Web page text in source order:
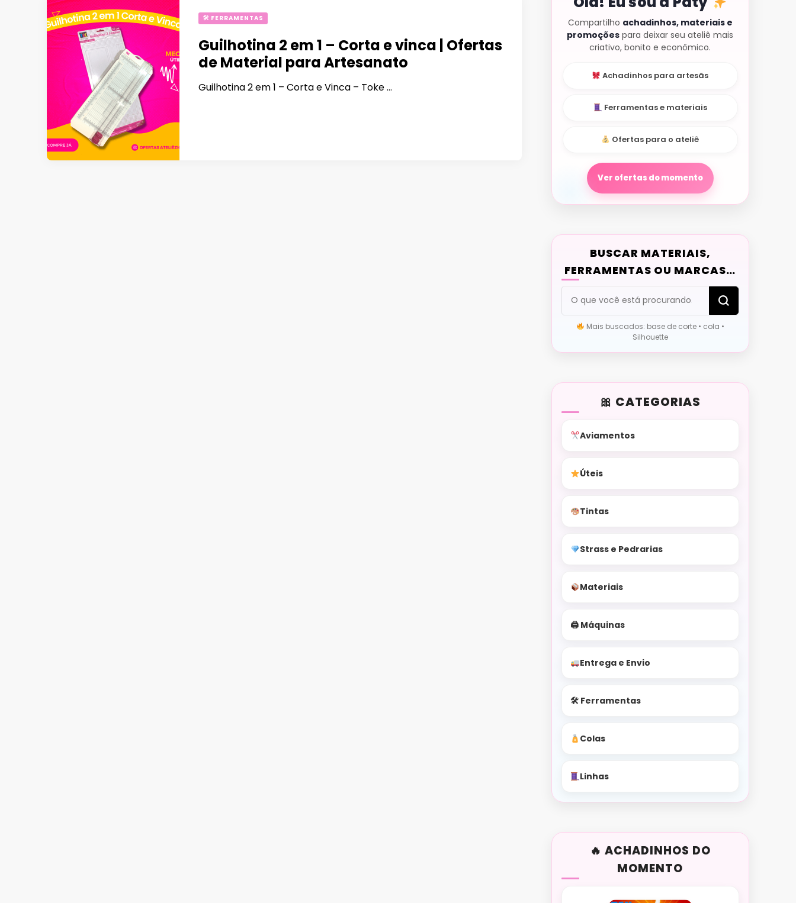
🛠 FERRAMENTAS
Guilhotina 2 em 1 – Corta e vinca | Ofertas
de Material para Artesanato
Guilhotina 2 em 1 – Corta e Vinca – Toke …
Compartilho achadinhos, materiais e
promoções para deixar seu ateliê mais
criativo, bonito e econômico.
Achadinhos para artesãs
Ferramentas e materiais
Ofertas para o ateliê
Ver ofertas do momento
BUSCAR MATERIAIS,
FERRAMENTAS OU MARCAS…
Procurando
algo?
Mais buscados: base de corte • cola •
Silhouette
CATEGORIAS
Aviamentos
Úteis
Tintas
Strass e Pedrarias
Materiais
🖨 Máquinas
Entrega e Envio
🛠 Ferramentas
Colas
Linhas
ACHADINHOS DO
MOMENTO